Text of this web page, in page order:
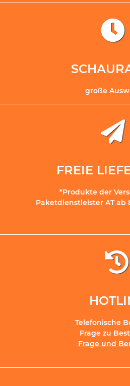
große
FREIE
*Produkte der
Paketdienstleister AT ab
Telefonische
Frage zu
Frage und